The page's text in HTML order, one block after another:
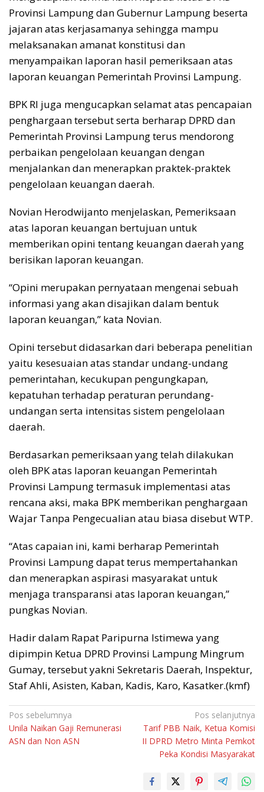
Provinsi Lampung dan Gubernur Lampung beserta
jajaran atas kerjasamanya sehingga mampu
melaksanakan amanat konstitusi dan
menyampaikan laporan hasil pemeriksaan atas
laporan keuangan Pemerintah Provinsi Lampung.
BPK RI juga mengucapkan selamat atas pencapaian
penghargaan tersebut serta berharap DPRD dan
Pemerintah Provinsi Lampung terus mendorong
perbaikan pengelolaan keuangan dengan
menjalankan dan menerapkan praktek-praktek
pengelolaan keuangan daerah.
Novian Herodwijanto menjelaskan, Pemeriksaan
atas laporan keuangan bertujuan untuk
memberikan opini tentang keuangan daerah yang
berisikan laporan keuangan.
“Opini merupakan pernyataan mengenai sebuah
informasi yang akan disajikan dalam bentuk
laporan keuangan,” kata Novian.
Opini tersebut didasarkan dari beberapa penelitian
yaitu kesesuaian atas standar undang-undang
pemerintahan, kecukupan pengungkapan,
kepatuhan terhadap peraturan perundang-
undangan serta intensitas sistem pengelolaan
daerah.
Berdasarkan pemeriksaan yang telah dilakukan
oleh BPK atas laporan keuangan Pemerintah
Provinsi Lampung termasuk implementasi atas
rencana aksi, maka BPK memberikan penghargaan
Wajar Tanpa Pengecualian atau biasa disebut WTP.
“Atas capaian ini, kami berharap Pemerintah
Provinsi Lampung dapat terus mempertahankan
dan menerapkan aspirasi masyarakat untuk
menjaga transparansi atas laporan keuangan,”
pungkas Novian.
Hadir dalam Rapat Paripurna Istimewa yang
dipimpin Ketua DPRD Provinsi Lampung Mingrum
Gumay, tersebut yakni Sekretaris Daerah, Inspektur,
Staf Ahli, Asisten, Kaban, Kadis, Karo, Kasatker.(kmf)
Navigasi
pos
Pos sebelumnya
Unila Naikan Gaji Remunerasi
ASN dan Non ASN
Pos selanjutnya
Tarif PBB Naik, Ketua Komisi
II DPRD Metro Minta Pemkot
Peka Kondisi Masyarakat